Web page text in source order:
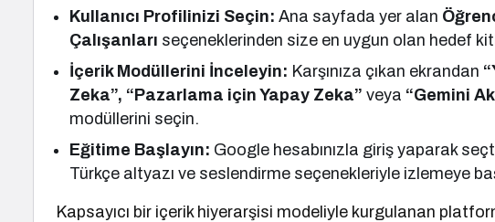
Kullanıcı Profilinizi Seçin:Ana sayfada yer alan
Çalışanları seçeneklerinden size en uygun olan hedef
İçerik Modüllerini İnceleyin: Karşınıza çıkan ekrandan
Zeka”, “Pazarlama için Yapay Zeka”veya “Gemini
modüllerini seçin.
Eğitime Başlayın: Google hesabınızla giriş yaparak
Türkçe altyazı ve seslendirme seçenekleriyle izlemeye
Kapsayıcı bir içerik hiyerarşisi modeliyle kurgulanan